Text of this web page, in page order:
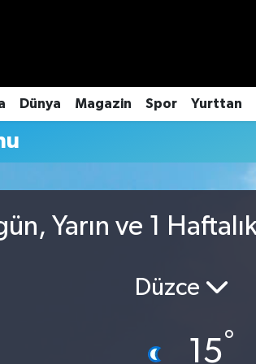
Dünya Magazin Spor Yurttan
Yarın ve 1
Düzce
15°